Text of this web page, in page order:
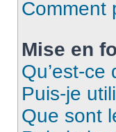
Comment
Mise en
Qu’est-
Puis-je
Que sont